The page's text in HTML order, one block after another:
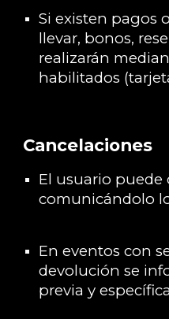
Si existen pagos
llevar, bonos,
realizarán
habilitados
Cancelaciones
El usuario puede
comunicándolo
En eventos con
devolución se
previa y